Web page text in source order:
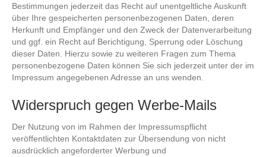
Bestimmungen jederzeit das Recht auf unentgeltliche Auskunft
über Ihre gespeicherten personenbezogenen Daten, deren
Herkunft und Empfänger und den Zweck der Datenverarbeitung
und ggf. ein Recht auf Berichtigung, Sperrung oder Löschung
dieser Daten. Hierzu sowie zu weiteren Fragen zum Thema
personenbezogene Daten können Sie sich jederzeit unter der im
Impressum angegebenen Adresse an uns wenden.
Widerspruch gegen Werbe-Mails
Der Nutzung von im Rahmen der Impressumspflicht
veröffentlichten Kontaktdaten zur Übersendung von nicht
ausdrücklich angeforderter Werbung und